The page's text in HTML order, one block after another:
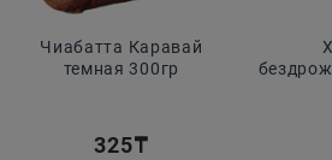
Чиабатта Каравай
темная 300гр
325₸